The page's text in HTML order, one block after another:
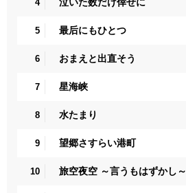
4
5 最后にもひとつ
6 おまえと出直そう
7 星海峡
8 水たまり
9 望郷さすらい港町
10 旅空夜空 ～言うもはずかし～